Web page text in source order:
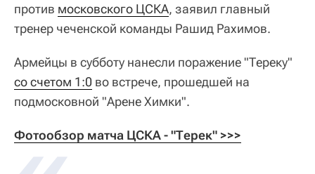
против московского ЦСКА, заявил главный
тренер чеченской команды Рашид Рахимов.
Армейцы в субботу нанесли поражение "Тереку"
со счетом 1:0 во встрече, прошедшей на
подмосковной "Арене Химки".
Фотообзор матча ЦСКА - "Терек" >>>